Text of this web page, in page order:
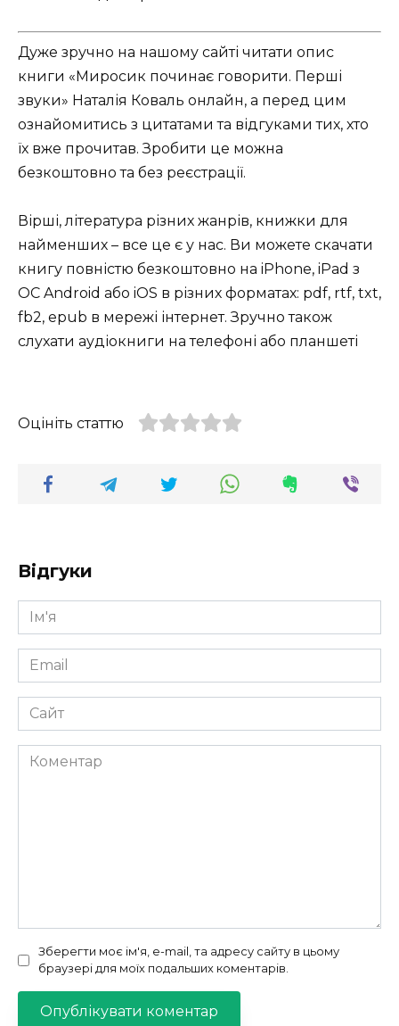
Дуже зручно на нашому сайті читати опис
книги «Миросик починає говорити. Перші
звуки» Наталія Коваль онлайн, а перед цим
ознайомитись з цитатами та відгуками тих, хто
їх вже прочитав. Зробити це можна
безкоштовно та без реєстрації.
Вірші, література різних жанрів, книжки для
найменших – все це є у нас. Ви можете скачати
книгу повністю безкоштовно на iPhone, iPad з
ОС Android або iOS в різних форматах: pdf, rtf, txt,
fb2, epub в мережі інтернет. Зручно також
слухати аудіокниги на телефоні або планшеті
Оцініть статтю
Відгуки
Ім'я
*
Email
*
Сайт
Коментар
Зберегти моє ім'я, e-mail, та адресу сайту в цьому
браузері для моїх подальших коментарів.